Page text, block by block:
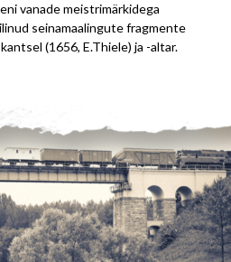
vanade meistrimärkidega
seinamaalingute fragmente
(1656, E.Thiele) ja -altar.